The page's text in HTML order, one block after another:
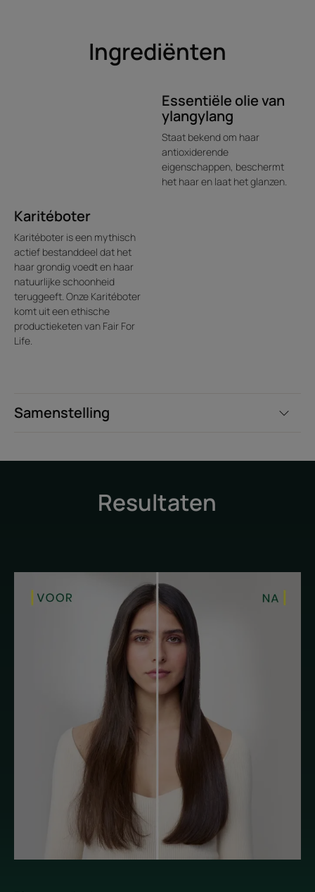
Ingrediënten
Samenstelling
Karitéboter
Karitéboter is een mythisch
actief bestanddeel dat het
haar grondig voedt en haar
natuurlijke schoonheid
teruggeeft. Onze Karitéboter
komt uit een ethische
productieketen van Fair For
Life.
Essentiële olie van
ylangylang
Staat bekend om haar
antioxiderende
eigenschappen, beschermt
het haar en laat het glanzen.
Resultaten